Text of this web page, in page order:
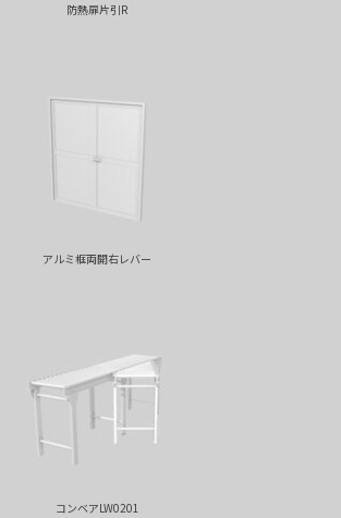
防熱扉片引R
アルミ框両開右レバー
コンベアLW0201